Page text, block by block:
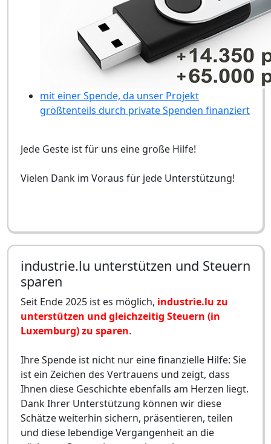
mit einer Spende, da unser Projekt
größtenteils durch private Spenden finanziert
Jede Geste ist für uns eine große Hilfe!
Vielen Dank im Voraus für jede Unterstützung!
industrie.lu unterstützen und Steuern
sparen
Seit Ende 2025 ist es möglich, industrie.lu zu
unterstützen und gleichzeitig Steuern (in
Luxemburg) zu sparen.
Ihre Spende ist nicht nur eine finanzielle Hilfe: Sie
ist ein Zeichen des Vertrauens und zeigt, dass
Ihnen diese Geschichte ebenfalls am Herzen liegt.
Dank Ihrer Unterstützung können wir diese
Schätze weiterhin sichern, präsentieren, teilen
und diese lebendige Vergangenheit an die